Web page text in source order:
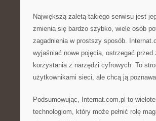
Największą zaletą takiego serwisu jest
zmienia się bardzo szybko, wiele osób
zagadnienia w prostszy sposób.
wyjaśniać nowe pojęcia, ostrzegać
korzystania z narzędzi cyfrowych. To
użytkownikami sieci, ale chcą ją
Podsumowując, Internat.com.pl to
technologiom, który może pełnić rolę